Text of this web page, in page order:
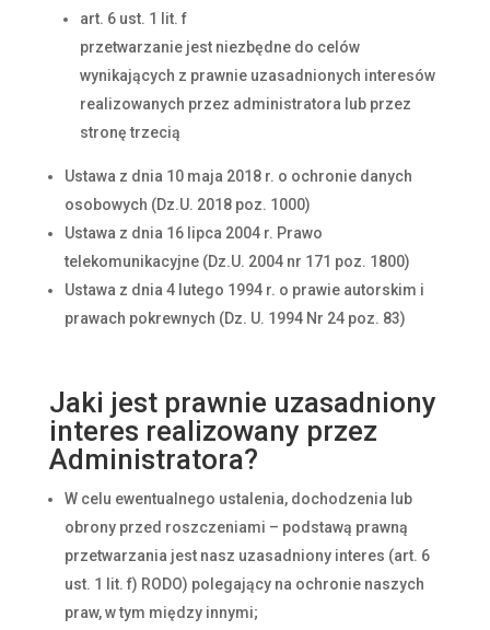
art. 6 ust. 1 lit. f
przetwarzanie jest niezbędne do celów
wynikających z prawnie uzasadnionych interesów
realizowanych przez administratora lub przez
stronę trzecią
Ustawa z dnia 10 maja 2018 r. o ochronie danych
osobowych (Dz.U. 2018 poz. 1000)
Ustawa z dnia 16 lipca 2004 r. Prawo
telekomunikacyjne (Dz.U. 2004 nr 171 poz. 1800)
Ustawa z dnia 4 lutego 1994 r. o prawie autorskim i
prawach pokrewnych (Dz. U. 1994 Nr 24 poz. 83)
Jaki jest prawnie uzasadniony
interes realizowany przez
Administratora?
W celu ewentualnego ustalenia, dochodzenia lub
obrony przed roszczeniami – podstawą prawną
przetwarzania jest nasz uzasadniony interes (art. 6
ust. 1 lit. f) RODO) polegający na ochronie naszych
praw, w tym między innymi;